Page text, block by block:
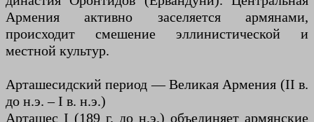
Армения активно заселяется армянами,
происходит смешение эллинистической и
местной культур.
Арташесидский период — Великая Армения (II в.
до н.э. – I в. н.э.)
Арташес I (189 г. до н.э.) объединяет армянские